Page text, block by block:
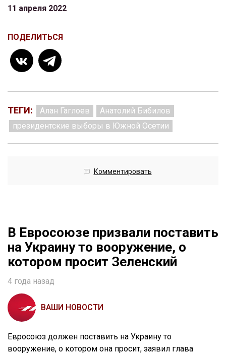
11 апреля 2022
ПОДЕЛИТЬСЯ
ТЕГИ: Алан Гаглоев
Анатолий Бибилов
президентские выборы в Южной Осетии
Комментировать
В Евросоюзе призвали поставить
на Украину то вооружение, о
котором просит Зеленский
4 года назад
ВАШИ НОВОСТИ
Евросоюз должен поставить на Украину то
вооружение, о котором она просит, заявил глава